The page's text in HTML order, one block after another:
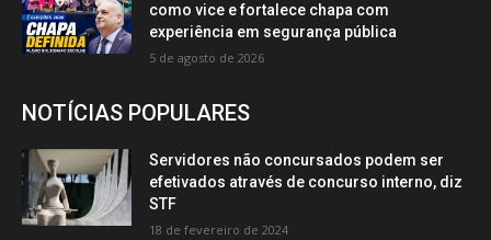
como vice e fortalece chapa com
experiência em segurança pública
5 de agosto de 2026
NOTÍCIAS POPULARES
Servidores não concursados podem ser
efetivados através de concurso interno, diz
STF
18 de fevereiro de 2024